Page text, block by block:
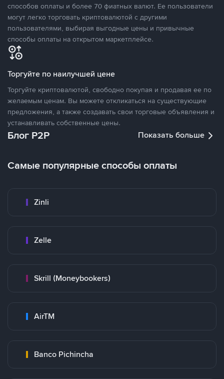
способов оплаты и более 70 фиатных валют. Ее пользователи
могут легко торговать криптовалютой с другими
пользователями, выбирая выгодные цены и привычные
способы оплаты на открытом маркетплейсе.
Торгуйте по наилучшей цене
Торгуйте криптовалютой, свободно покупая и продавая ее по
желаемым ценам. Вы можете откликаться на существующие
предложения, а также создавать свои торговые объявления и
устанавливать собственные цены.
Блог P2P Показать больше
Самые популярные способы оплаты
Zinli
Zelle
Skrill (Moneybookers)
AirTM
Banco Pichincha